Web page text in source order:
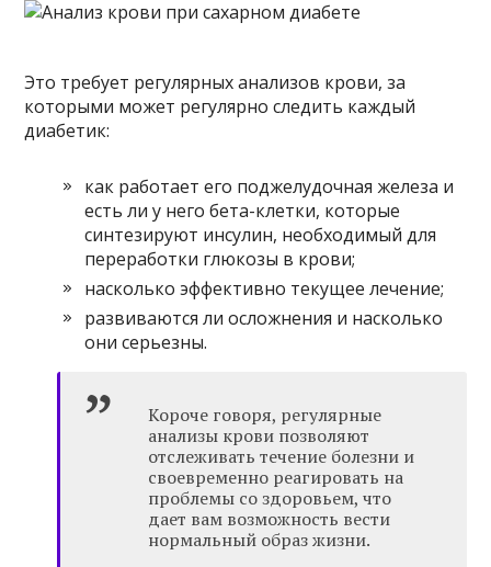
Это требует регулярных анализов крови, за
которыми может регулярно следить каждый
диабетик:
как работает его поджелудочная железа и
есть ли у него бета-клетки, которые
синтезируют инсулин, необходимый для
переработки глюкозы в крови;
насколько эффективно текущее лечение;
развиваются ли осложнения и насколько
они серьезны.
Короче говоря, регулярные
анализы крови позволяют
отслеживать течение болезни и
своевременно реагировать на
проблемы со здоровьем, что
дает вам возможность вести
нормальный образ жизни.